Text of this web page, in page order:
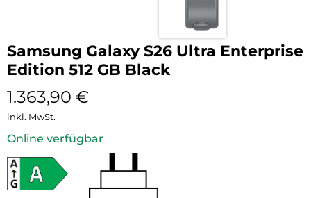
Samsung Galaxy S26 Ultra Enterprise
Edition 512 GB Black
1.363,90 €
inkl. MwSt.
Online verfügbar